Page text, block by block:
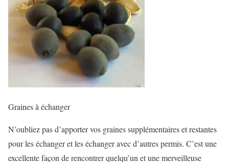
Graines à échanger
N’oubliez pas d’apporter vos graines supplémentaires et restantes
pour les échanger et les échanger avec d’autres permis. C’est une
excellente façon de rencontrer quelqu’un et une merveilleuse